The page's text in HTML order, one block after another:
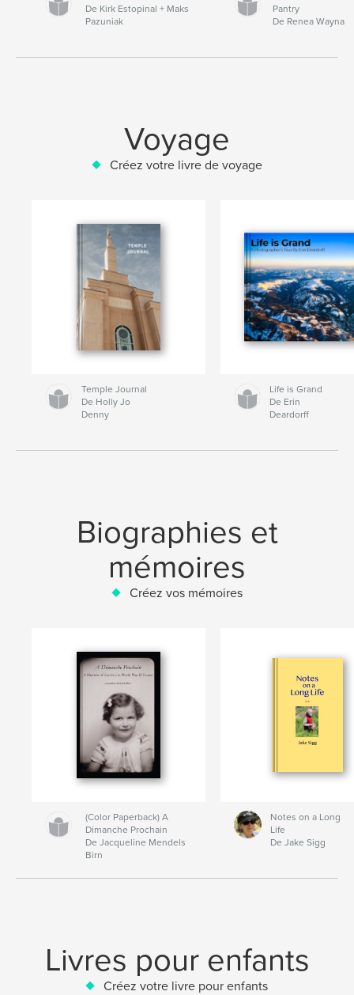
De Kirk Estopinal + Maks
Pazuniak
Pantry
De Renea Wayna
Voyage
Créez votre livre de voyage
Temple Journal
De Holly Jo
Denny
Life is Grand
De Erin
Deardorff
Biographies et
mémoires
Créez vos mémoires
(Color Paperback) A
Dimanche Prochain
De Jacqueline Mendels
Birn
Notes on a Long
Life
De Jake Sigg
Livres pour enfants
Créez votre livre pour enfants